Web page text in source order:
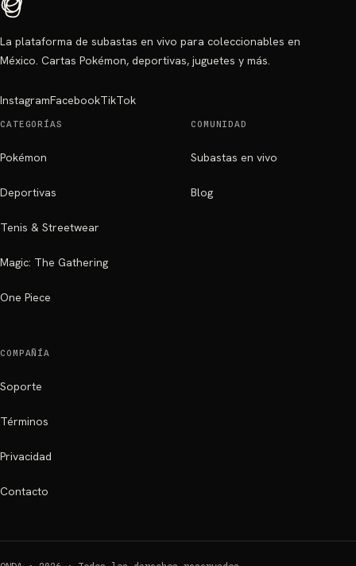
La plataforma de subastas en vivo para coleccionables en
México. Cartas Pokémon, deportivas, juguetes y más.
InstagramFacebookTikTok
CATEGORÍAS
Pokémon
Deportivas
Tenis & Streetwear
Magic: The Gathering
One Piece
COMUNIDAD
Subastas en vivo
Blog
COMPAÑÍA
Soporte
Términos
Privacidad
Contacto